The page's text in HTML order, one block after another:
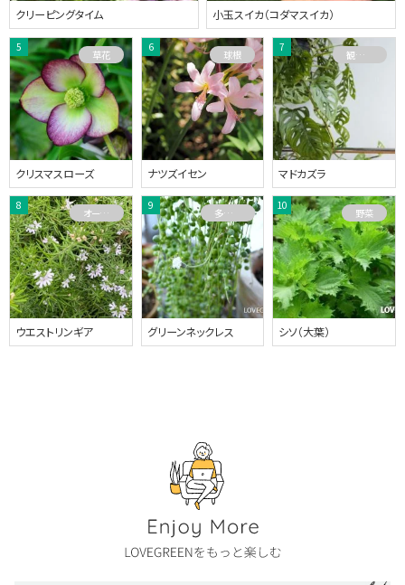
クリーピングタイム 小玉スイカ（コダマスイカ）
クリスマスローズ
草花
ナツズイセン
球根
マドカズラ
観葉植物
ウエストリンギア
オーストラリアプランツ
グリーンネックレス
多肉植物
シソ（大葉）
野菜